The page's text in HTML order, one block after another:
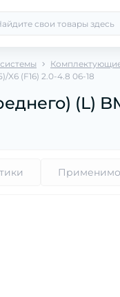
X6 (F16) 2.0-4.8 06-18
(L)